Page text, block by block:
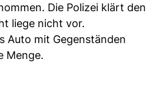
Die Polizei klärt den
liege nicht vor.
Auto mit Gegenständen
Menge.